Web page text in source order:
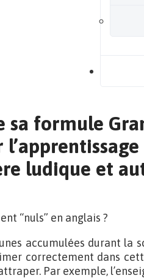
sa formule
ludique et
“nuls” en anglais ?
accumulées durant la
correctement dans
Par exemple,